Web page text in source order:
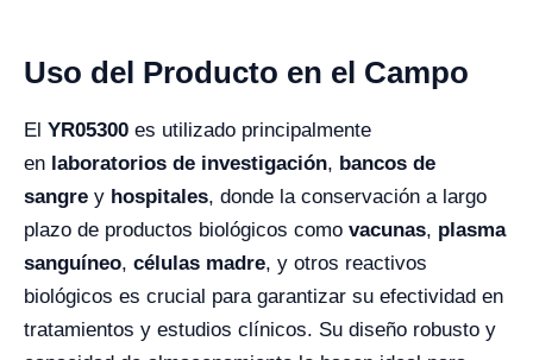
Uso del Producto en el Campo
El YR05300 es utilizado principalmente
en laboratorios de investigación, bancos de
sangre y hospitales, donde la conservación a largo
plazo de productos biológicos como vacunas, plasma
sanguíneo, células madre, y otros reactivos
biológicos es crucial para garantizar su efectividad en
tratamientos y estudios clínicos. Su diseño robusto y